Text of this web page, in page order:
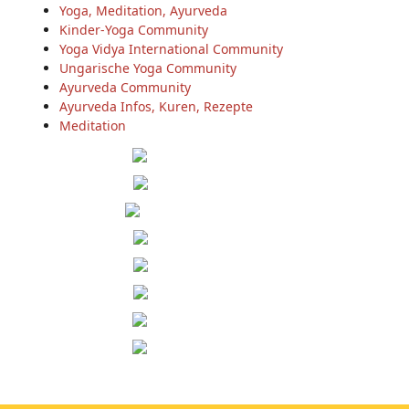
Yoga, Meditation, Ayurveda
Kinder-Yoga Community
Yoga Vidya International Community
Ungarische Yoga Community
Ayurveda Community
Ayurveda Infos, Kuren, Rezepte
Meditation